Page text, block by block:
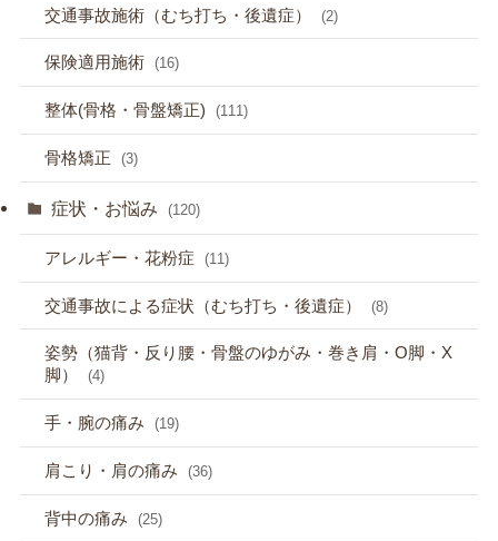
交通事故施術（むち打ち・後遺症） (2)
保険適用施術 (16)
整体(骨格・骨盤矯正) (111)
骨格矯正 (3)
症状・お悩み (120)
アレルギー・花粉症 (11)
交通事故による症状（むち打ち・後遺症） (8)
姿勢（猫背・反り腰・骨盤のゆがみ・巻き肩・O脚・X
脚）
(4)
手・腕の痛み (19)
肩こり・肩の痛み (36)
背中の痛み (25)